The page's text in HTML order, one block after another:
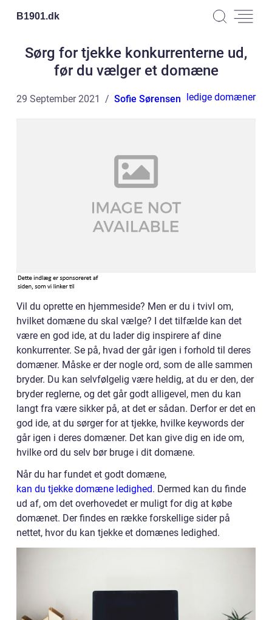
B1901.dk
Sørg for tjekke konkurrenterne ud,
før du vælger et domæne
29 September 2021 Sofie Sørensen ledige domæner
Vil du oprette en hjemmeside? Men er du i tvivl om,
hvilket domæne du skal vælge? I det tilfælde kan det
være en god ide, at du lader dig inspirere af dine
konkurrenter. Se på, hvad der går igen i forhold til deres
domæner. Måske er der nogle ord, som de alle sammen
bryder. Du kan selvfølgelig være heldig, at du er den, der
bryder reglerne, og det går godt alligevel, men du kan
langt fra være sikker på, at det er sådan. Derfor er det en
god ide, at du sørger for at tjekke, hvilke keywords der
går igen i deres domæner. Det kan give dig en ide om,
hvilke ord du selv bør bruge i dit domæne.
Når du har fundet et godt domæne,
kan du tjekke domæne ledighed. Dermed kan du finde
ud af, om det overhovedet er muligt for dig at købe
domænet. Der findes en række forskellige sider på
nettet, hvor du kan tjekke et domænes ledighed.